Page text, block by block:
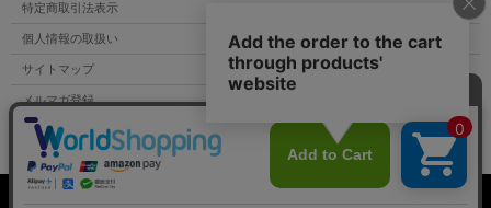
特定商取引法表示
個人情報の取扱い
サイトマップ
メルマガ登録
お問い合わせ
表示：スマートフォン｜PC